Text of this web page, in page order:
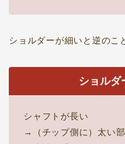
ショルダーが細いと逆のこ
ショル
シャフトが長い
→（チップ側に）太い